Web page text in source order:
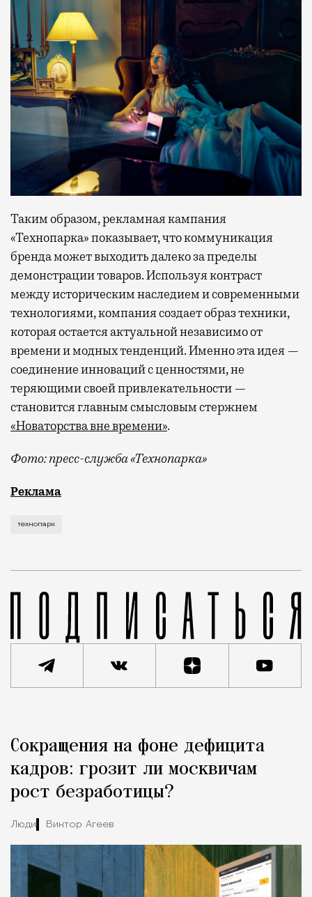
Таким образом, рекламная кампания
«Технопарка» показывает, что коммуникация
бренда может выходить далеко за пределы
демонстрации товаров. Используя контраст
между историческим наследием и современными
технологиями, компания создает образ техники,
которая остается актуальной независимо от
времени и модных тенденций. Именно эта идея —
соединение инноваций с ценностями, не
теряющими своей привлекательности —
становится главным смысловым стержнем
«Новаторства вне времени».
Фото: пресс-служба «Технопарка»
Рекламные кампании техники редко выходят за
Реклама
технопарк
Город
Сокращения на фоне дефицита
кадров: грозит ли москвичам
рост безработицы?
Люди Виктор Агеев